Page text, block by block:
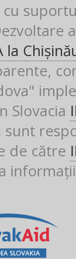
la
Slovacia
sunt
de către